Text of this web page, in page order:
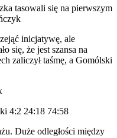
tasowali się na pierwszym
inicjatywę, ale
się, że jest szansa na
zaliczył taśmę, a Gomólski
4:2 24:18 74:58
Duże odległości między